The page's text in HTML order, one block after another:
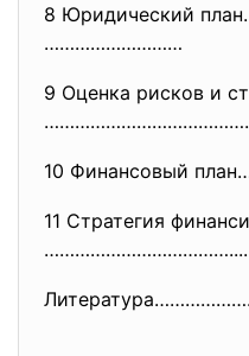
8 Юридический
………………………
9 Оценка рисков и
10 Финансовый
11 Стратегия
………………………………....